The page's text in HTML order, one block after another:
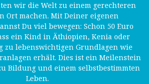
wir die Welt zu einem gerechteren
Ort machen. Mit Deiner eigenen
Du viel bewegen: Schon 50 Euro
ein Kind in Äthiopien, Kenia oder
zu lebenswichtigen Grundlagen wie
erhält. Dies ist ein Meilenstein
Bildung und einem selbstbestimmten
Leben.